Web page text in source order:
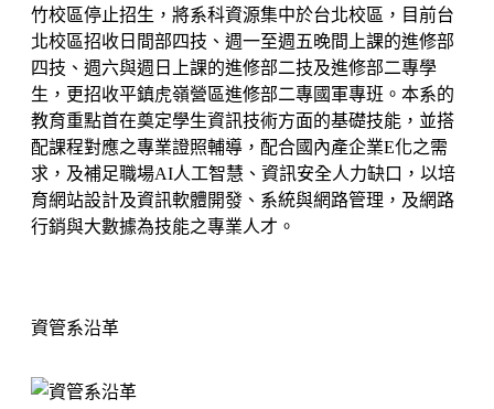
竹校區停止招生，將系科資源集中於台北校區，目前台
北校區招收日間部四技、週一至週五晚間上課的進修部
四技、週六與週日上課的進修部二技及進修部二專學
生，更招收平鎮虎嶺營區進修部二專國軍專班。本系的
教育重點首在奠定學生資訊技術方面的基礎技能，並搭
配課程對應之專業證照輔導，配合國內產企業E化之需
求，及補足職場AI人工智慧 、 資訊安全人力缺口，以培
育網站設計及資訊軟體開發、系統與網路管理，及網路
行銷與大數據為技能之專業人才。
資管系沿革